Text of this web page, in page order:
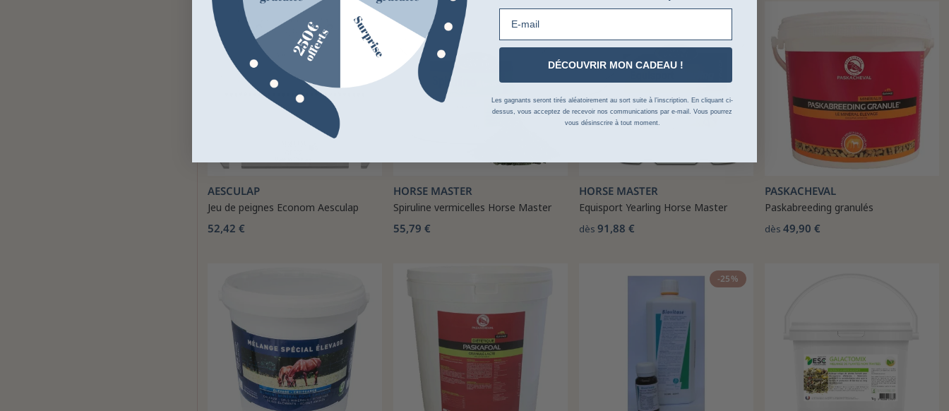
AESCULAP
Jeu de peignes Econom Aesculap
52,42 €
HORSE MASTER
Spiruline vermicelles Horse Master
55,79 €
HORSE MASTER
Equisport Yearling Horse Master
dès 91,88 €
PASKACHEVAL
Paskabreeding granulés
dès 49,90 €
-25%
DÉCOUVRIR MON CADEAU !
Les gagnants seront tirés aléatoirement au sort suite à l’inscription. En cliquant ci-
dessus, vous acceptez de recevoir nos communications par e-mail. Vous pourrez
vous désinscrire à tout moment.